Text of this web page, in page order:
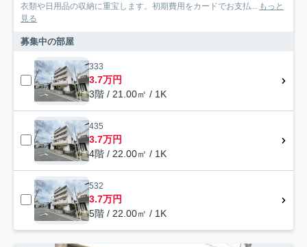
衣類や日用品の収納に重宝します。初期費用をカードでお支払...
もっと
見る
募集中の部屋
333
3.7万円
3階 / 21.00㎡ / 1K
435
3.7万円
4階 / 22.00㎡ / 1K
532
3.7万円
5階 / 22.00㎡ / 1K